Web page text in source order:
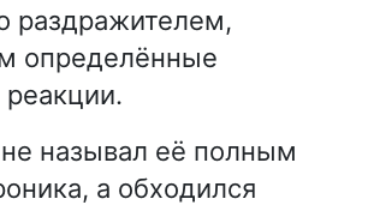
раздражителем,
определённые
называл её полным
а обходился